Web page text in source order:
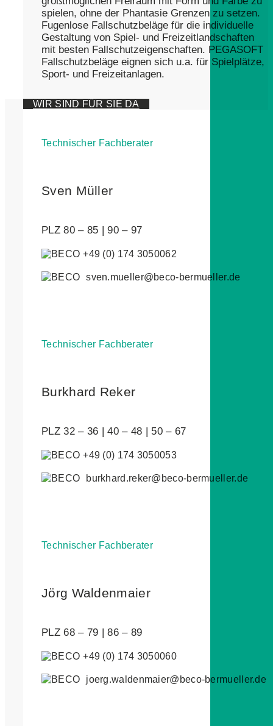
spielen, ohne der Phantasie Grenzen zu setzen.
Fugenlose Fallschutzbeläge für die individuelle
Gestaltung von Spiel- und Freizeitlandschaften
mit besten Fallschutzeigenschaften. PEGASOFT
Fallschutzbeläge eignen sich u.a. für Spielplätze,
Sport- und Freizeitanlagen.
WIR SIND FÜR SIE DA
Technischer Fachberater
Sven Müller
PLZ 80 – 85 | 90 – 97
+49 (0) 174 3050062
sven.mueller@beco-bermueller.de
Technischer Fachberater
Burkhard Reker
PLZ 32 – 36 | 40 – 48 | 50 – 67
+49 (0) 174 3050053
burkhard.reker@beco-bermueller.de
Technischer Fachberater
Jörg Waldenmaier
PLZ 68 – 79 | 86 – 89
+49 (0) 174 3050060
joerg.waldenmaier@beco-bermueller.de